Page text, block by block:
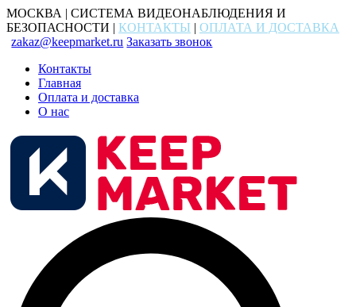
МОСКВА | СИСТЕМА ВИДЕОНАБЛЮДЕНИЯ И
БЕЗОПАСНОСТИ | КОНТАКТЫ | ОПЛАТА И ДОСТАВКА
zakaz@keepmarket.ru Заказать звонок
Контакты
Главная
Оплата и доставка
О нас